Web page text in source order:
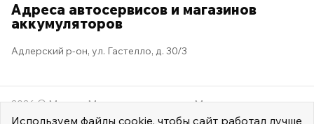
Адреса автосервисов и магазинов
аккумуляторов
Адлерский р-он, ул. Гастелло, д. 30/3
2026 © Мастер Машина Мы в социальных сетях
Используем файлы cookie, чтобы сайт работал лучше